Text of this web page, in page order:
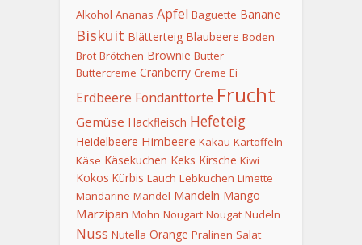
Alkohol Ananas Apfel Baguette Banane
Biskuit Blätterteig Blaubeere Boden
Brot Brötchen Brownie Butter
Buttercreme Cranberry Creme Ei
Erdbeere Fondanttorte Frucht
Gemüse Hackfleisch Hefeteig
Heidelbeere Himbeere Kakau Kartoffeln
Käse Käsekuchen Keks Kirsche Kiwi
Kokos Kürbis Lauch Lebkuchen Limette
Mandarine Mandel Mandeln Mango
Marzipan Mohn Nougart Nougat Nudeln
Nuss Nutella Orange Pralinen Salat